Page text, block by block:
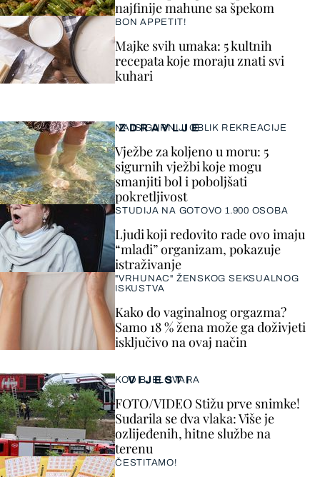
VIJESTI
KOD BJELOVARA
FOTO/VIDEO Stižu prve snimke!
Sudarila se dva vlaka: Više je
ozlijeđenih, hitne službe na
terenu
ČESTITAMO!
ZDRAVLJE
NAJSIGURNIJI OBLIK REKREACIJE
Vježbe za koljeno u moru: 5
sigurnih vježbi koje mogu
smanjiti bol i poboljšati
pokretljivost
STUDIJA NA GOTOVO 1.900 OSOBA
Ljudi koji redovito rade ovo imaju
“mlađi” organizam, pokazuje
istraživanje
"VRHUNAC" ŽENSKOG SEKSUALNOG
ISKUSTVA
Kako do vaginalnog orgazma?
Samo 18 % žena može ga doživjeti
isključivo na ovaj način
najfinije mahune sa špekom
BON APPETIT!
Majke svih umaka: 5 kultnih
recepata koje moraju znati svi
kuhari